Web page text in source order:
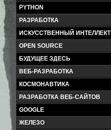
PYTHON
РАЗРАБОТКА
ИСКУССТВЕННЫЙ ИНТЕЛЛЕКТ
OPEN SOURCE
БУДУЩЕЕ ЗДЕСЬ
ВЕБ-РАЗРАБОТКА
КОСМОНАВТИКА
РАЗРАБОТКА ВЕБ-САЙТОВ
GOOGLE
ЖЕЛЕЗО